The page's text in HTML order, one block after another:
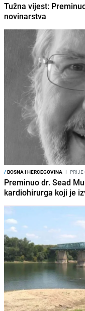
Tužna vijest:
novinarstva
/BOSNA I HERCEGOVINA I PRIJE
Preminuo dr. Sead
kardiohirurga koji je